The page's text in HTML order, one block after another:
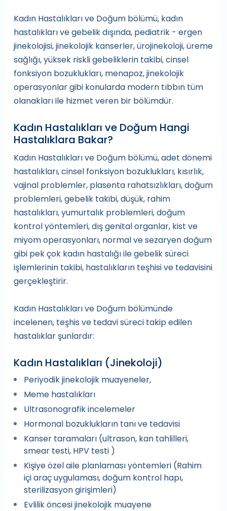
Kadın Hastalıkları ve Doğum bölümü, kadın
hastalıkları ve gebelik dışında, pediatrik - ergen
jinekolojisi, jinekolojik kanserler, ürojinekoloji, üreme
sağlığı, yüksek riskli gebeliklerin takibi, cinsel
fonksiyon bozuklukları, menapoz, jinekolojik
operasyonlar gibi konularda modern tıbbın tüm
olanakları ile hizmet veren bir bölümdür.
Kadın Hastalıkları ve Doğum Hangi
Hastalıklara Bakar?
Kadın Hastalıkları ve Doğum bölümü, adet dönemi
hastalıkları, cinsel fonksiyon bozuklukları, kısırlık,
vajinal problemler, plasenta rahatsızlıkları, doğum
problemleri, gebelik takibi, düşük, rahim
hastalıkları, yumurtalık problemleri, doğum
kontrol yöntemleri, dış genital organlar, kist ve
miyom operasyonları, normal ve sezaryen doğum
gibi pek çok kadın hastalığı ile gebelik süreci
işlemlerinin takibi, hastalıkların teşhisi ve tedavisini
gerçekleştirir.
Kadın Hastalıkları ve Doğum bölümünde
incelenen, teşhis ve tedavi süreci takip edilen
hastalıklar şunlardır:
Kadın Hastalıkları (Jinekoloji)
Periyodik jinekolojik muayeneler,
Meme hastalıkları
Ultrasonografik incelemeler
Hormonal bozuklukların tanı ve tedavisi
Kanser taramaları (ultrason, kan tahlilleri,
smear testi, HPV testi )
Kişiye özel aile planlaması yöntemleri (Rahim
içi araç uygulaması, doğum kontrol hapı,
sterilizasyon girişimleri)
Evlilik öncesi jinekolojik muayene